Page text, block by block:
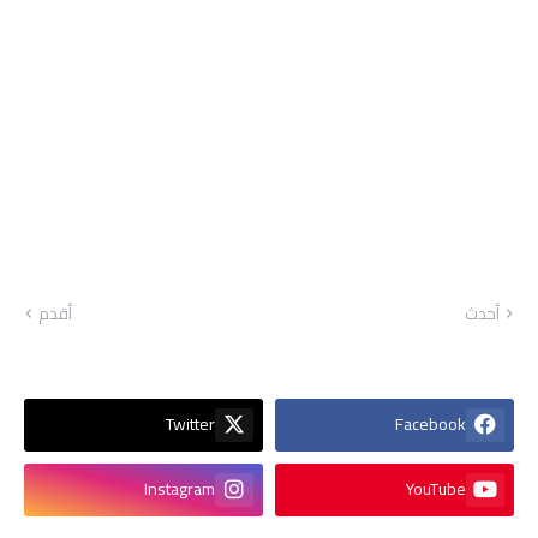
أحدث أقدم
Facebook
Twitter
YouTube
Instagram